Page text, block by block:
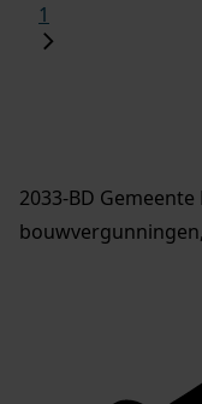
1
2033-BD